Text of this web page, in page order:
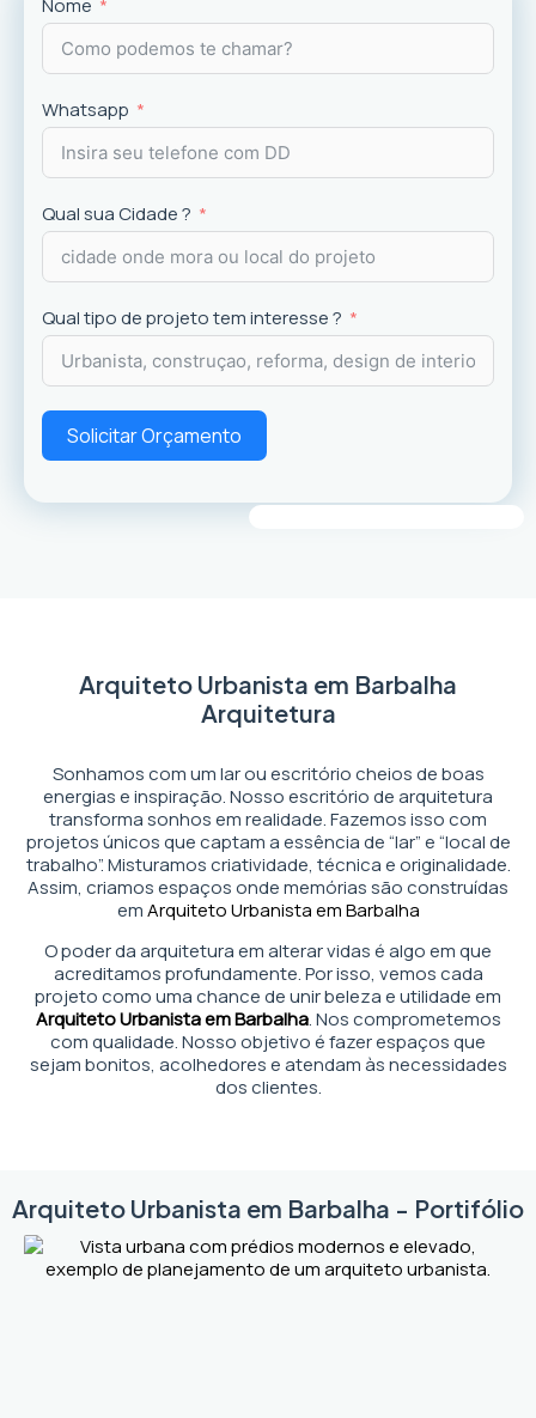
experiência dos usuários.
Nome
Whatsapp
Qual sua Cidade ?
Qual tipo de projeto tem interesse ?
Solicitar Orçamento
Arquiteto Urbanista em Barbalha
Arquitetura
Sonhamos com um lar ou escritório cheios de boas
energias e inspiração. Nosso escritório de arquitetura
transforma sonhos em realidade. Fazemos isso com
projetos únicos que captam a essência de “lar” e “local de
trabalho”. Misturamos criatividade, técnica e originalidade.
Assim, criamos espaços onde memórias são construídas
emArquiteto Urbanista em Barbalha
O poder da arquitetura em alterar vidas é algo em que
acreditamos profundamente. Por isso, vemos cada
projeto como uma chance de unir beleza e utilidade em
Arquiteto Urbanista em Barbalha. Nos comprometemos
com qualidade. Nosso objetivo é fazer espaços que
sejam bonitos, acolhedores e atendam às necessidades
dos clientes.
Arquiteto Urbanista em Barbalha - Portifólio